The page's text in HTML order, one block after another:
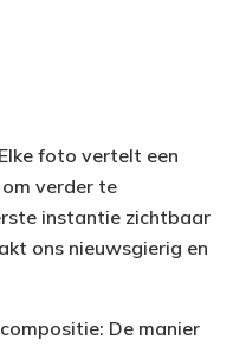
foto vertelt een
verder te
instantie zichtbaar
ons nieuwsgierig en
De manier